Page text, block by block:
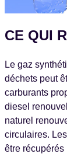
CE QUI
Le gaz
déchets peut
carburants
diesel
naturel
circulaires.
être